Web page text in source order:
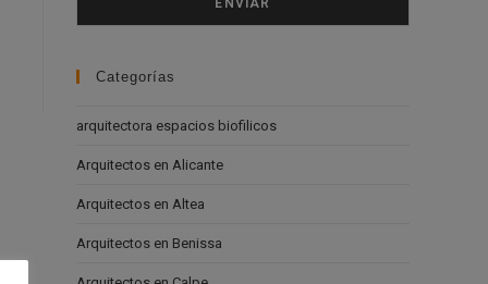
Categorías
arquitectora espacios biofilicos
Arquitectos en Alicante
Arquitectos en Altea
Arquitectos en Benissa